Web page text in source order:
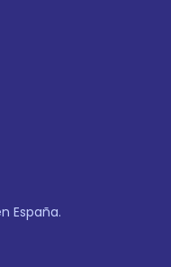
España.